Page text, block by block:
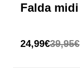
Falda
39,95€
24,99€